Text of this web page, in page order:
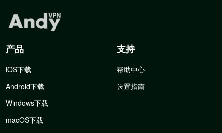
产品
iOS下载
Android下载
Windows下载
macOS下载
支持
帮助中心
设置指南